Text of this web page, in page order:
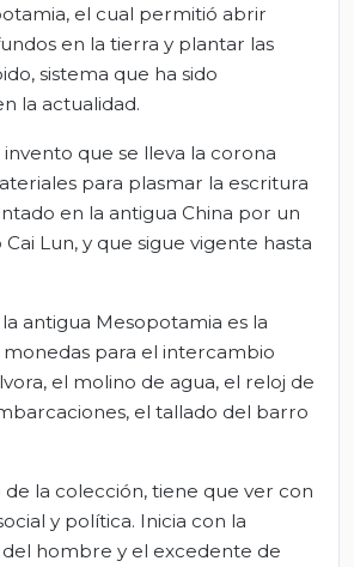
el cual permitió abrir
en la tierra y plantar las
sistema que ha sido
la actualidad.
que se lleva la corona
para plasmar la escritura
en la antigua China por un
Lun, y que sigue vigente hasta
antigua Mesopotamia es la
monedas para el intercambio
el molino de agua, el reloj de
el tallado del barro
la colección, tiene que ver con
y política. Inicia con la
hombre y el excedente de